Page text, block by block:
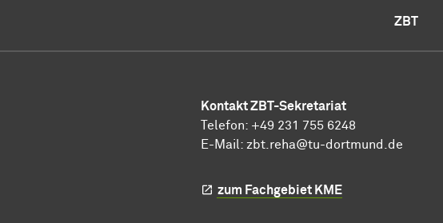
ZBT
Kontakt ZBT-Sekretariat
Telefon: +49 231 755 6248
E-Mail: zbt.reha@tu-dortmund.de
zum Fachgebiet KME